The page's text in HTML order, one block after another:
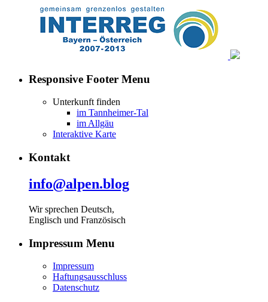
Responsive Footer Menu
Unterkunft finden
im Tannheimer-Tal
im Allgäu
Interaktive Karte
Kontakt
info@alpen.blog
Wir sprechen Deutsch,
Englisch und Französisch
Impressum Menu
Impressum
Haftungsausschluss
Datenschutz